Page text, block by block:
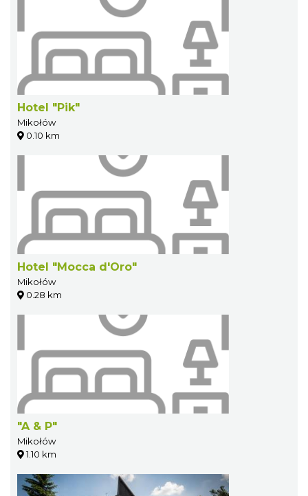
Hotel "Pik"
Mikołów
0.10 km
Hotel "Mocca d'Oro"
Mikołów
0.28 km
"A & P"
Mikołów
1.10 km